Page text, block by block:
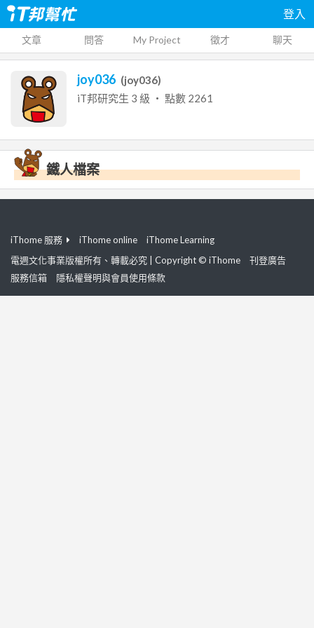
登入
文章 問答 My Project 徵才 聊天
joy036 (joy036)
iT邦研究生 3 級 ‧ 點數 2261
鐵人檔案
iThome 服務 iThome online
iThome Learning
電週文化事業版權所有、轉載必究 | Copyright © iThome
刊登廣告
服務信箱
隱私權聲明與會員使用條款